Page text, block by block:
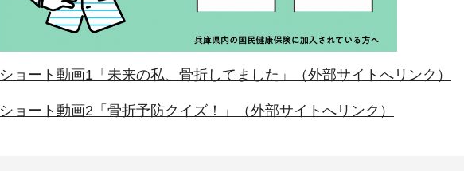
ショート動画1「未来の私、骨折してました」（外部サイトへリンク）
ショート動画2「骨折予防クイズ！」（外部サイトへリンク）